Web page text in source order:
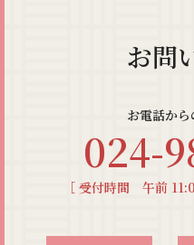
お問
お電話か
024-
［ 受付時間 午前